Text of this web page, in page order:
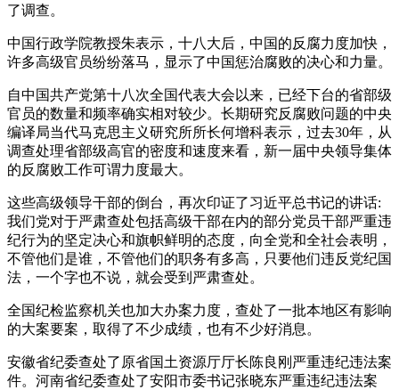
了调查。
中国行政学院教授朱表示，十八大后，中国的反腐力度加快，
许多高级官员纷纷落马，显示了中国惩治腐败的决心和力量。
自中国共产党第十八次全国代表大会以来，已经下台的省部级
官员的数量和频率确实相对较少。长期研究反腐败问题的中央
编译局当代马克思主义研究所所长何增科表示，过去30年，从
调查处理省部级高官的密度和速度来看，新一届中央领导集体
的反腐败工作可谓力度最大。
这些高级领导干部的倒台，再次印证了习近平总书记的讲话:
我们党对于严肃查处包括高级干部在内的部分党员干部严重违
纪行为的坚定决心和旗帜鲜明的态度，向全党和全社会表明，
不管他们是谁，不管他们的职务有多高，只要他们违反党纪国
法，一个字也不说，就会受到严肃查处。
全国纪检监察机关也加大办案力度，查处了一批本地区有影响
的大案要案，取得了不少成绩，也有不少好消息。
安徽省纪委查处了原省国土资源厅厅长陈良刚严重违纪违法案
件。河南省纪委查处了安阳市委书记张晓东严重违纪违法案